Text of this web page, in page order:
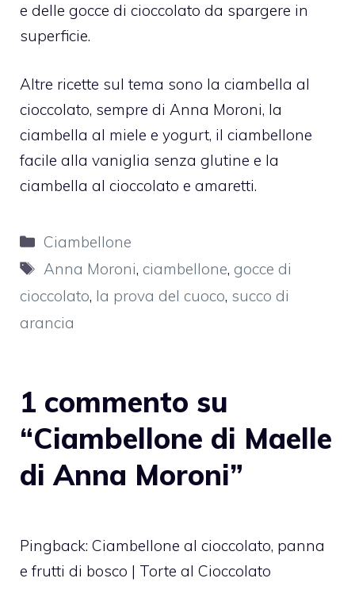
e delle gocce di cioccolato da spargere in
superficie.
Altre ricette sul tema sono la ciambella al
cioccolato, sempre di Anna Moroni, la
ciambella al miele e yogurt, il ciambellone
facile alla vaniglia senza glutine e la
ciambella al cioccolato e amaretti.
Categorie
Ciambellone
Tag
Anna Moroni, ciambellone, gocce di
cioccolato, la prova del cuoco, succo di
arancia
1 commento su
“Ciambellone di Maelle
di Anna Moroni”
Pingback: Ciambellone al cioccolato, panna
e frutti di bosco | Torte al Cioccolato